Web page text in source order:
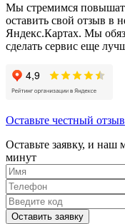
Мы стремимся
оставить свой отзыв в
Яндекс.Картах. Мы
сделать сервис еще
Оставьте честный отзыв
Оставьте заявку, и наш
минут
Оставить заявку